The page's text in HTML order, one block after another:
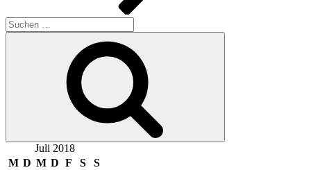
Suche
nach:
Juli 2018
M D M D F S
S